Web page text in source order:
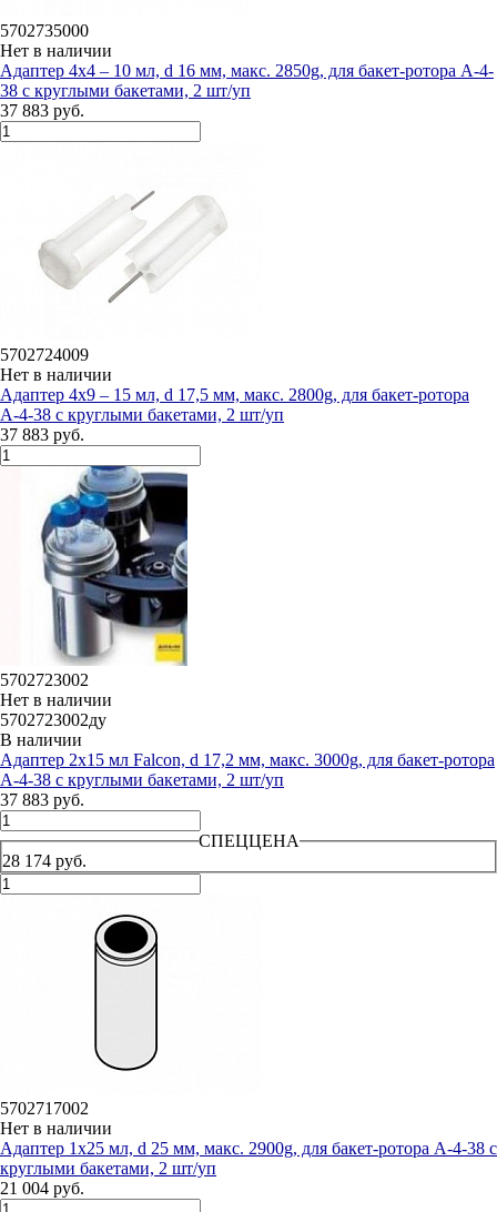
5702735000
Нет в наличии
Адаптер 4х4 – 10 мл, d 16 мм, макс. 2850g, для бакет-ротора А-4-
38 с круглыми бакетами, 2 шт/уп
37 883 руб.
5702724009
Нет в наличии
Адаптер 4х9 – 15 мл, d 17,5 мм, макс. 2800g, для бакет-ротора
А-4-38 с круглыми бакетами, 2 шт/уп
37 883 руб.
5702723002
Нет в наличии
5702723002ду
В наличии
Адаптер 2х15 мл Falcon, d 17,2 мм, макс. 3000g, для бакет-ротора
А-4-38 с круглыми бакетами, 2 шт/уп
37 883 руб.
СПЕЦЦЕНА
28 174 руб.
5702717002
Нет в наличии
Адаптер 1х25 мл, d 25 мм, макс. 2900g, для бакет-ротора А-4-38 с
круглыми бакетами, 2 шт/уп
21 004 руб.